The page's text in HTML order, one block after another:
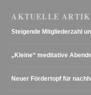
AKTUELLE
Steigende Mitgliederzahl
„Kleine“ meditative
Neuer Fördertopf für